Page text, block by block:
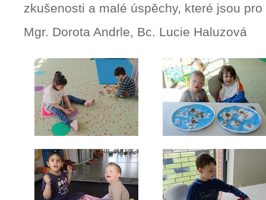
zkušenosti a malé úspěchy, které jsou
Mgr. Dorota Andrle, Bc. Lucie Haluzová